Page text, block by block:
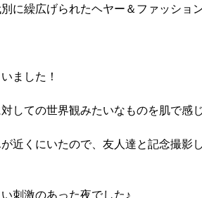
に繰広げられたヘヤー＆ファッショ
ました！
対しての世界観みたいなものを肌で感
近くにいたので、友人達と記念撮影
刺激のあった夜でした♪